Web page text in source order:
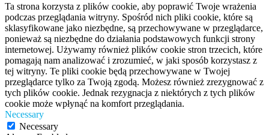
Ta strona korzysta z plików cookie, aby poprawić Twoje wrażenia
podczas przeglądania witryny. Spośród nich pliki cookie, które są
sklasyfikowane jako niezbędne, są przechowywane w przeglądarce,
ponieważ są niezbędne do działania podstawowych funkcji strony
internetowej. Używamy również plików cookie stron trzecich, które
pomagają nam analizować i zrozumieć, w jaki sposób korzystasz z
tej witryny. Te pliki cookie będą przechowywane w Twojej
przeglądarce tylko za Twoją zgodą. Możesz również zrezygnować z
tych plików cookie. Jednak rezygnacja z niektórych z tych plików
cookie może wpłynąć na komfort przeglądania.
Necessary
Necessary